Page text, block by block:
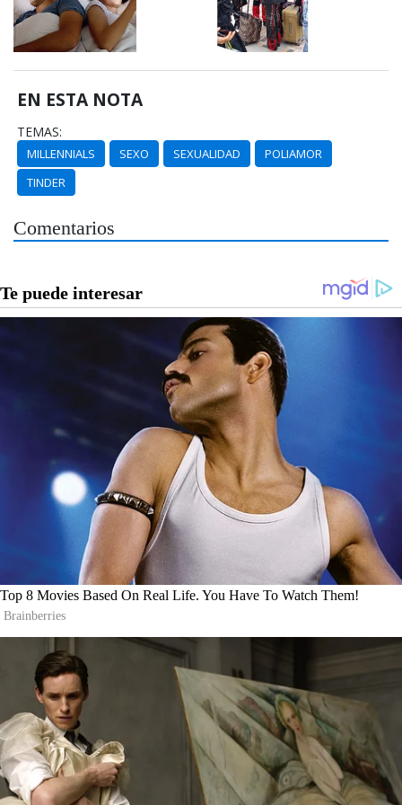
EN ESTA NOTA
TEMAS:
MILLENNIALS SEXO SEXUALIDAD
POLIAMOR
TINDER
Comentarios